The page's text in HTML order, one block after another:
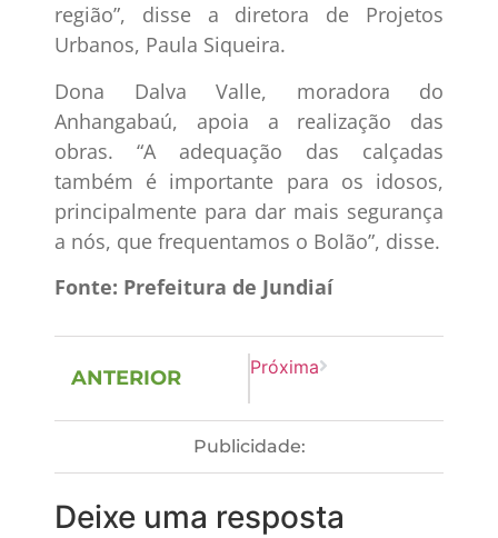
região”, disse a diretora de Projetos
Urbanos, Paula Siqueira.
Dona Dalva Valle, moradora do
Anhangabaú, apoia a realização das
obras. “A adequação das calçadas
também é importante para os idosos,
principalmente para dar mais segurança
a nós, que frequentamos o Bolão”, disse.
Fonte: Prefeitura de Jundiaí
ANTERIOR Próxima
Publicidade:
Deixe uma resposta